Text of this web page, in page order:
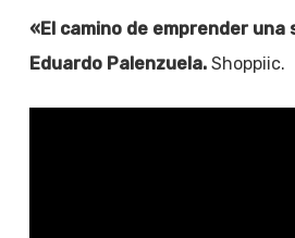
«El camino de emprender
Eduardo Palenzuela.Shoppiic.